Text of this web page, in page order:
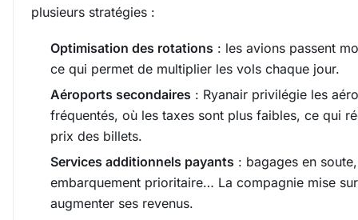
plusieurs stratégies :
Optimisation des rotations : les avions passent
ce qui permet de multiplier les vols chaque jour.
Aéroports secondaires : Ryanair privilégie les
fréquentés, où les taxes sont plus faibles, ce qui
prix des billets.
Services additionnels payants : bagages en
embarquement prioritaire… La compagnie mise
augmenter ses revenus.